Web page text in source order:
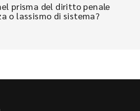
prisma del diritto penale
o lassismo di sistema?